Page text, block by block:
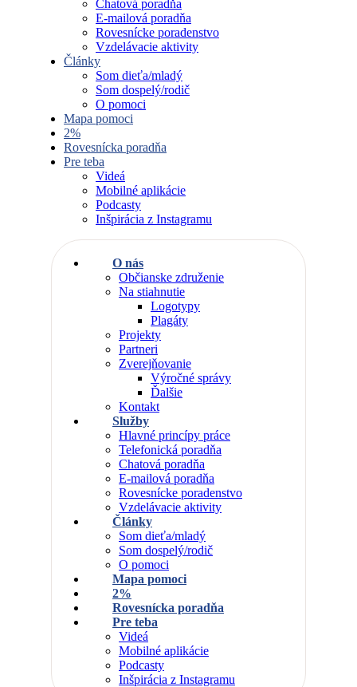
Chatová poradňa
E-mailová poradňa
Rovesnícke poradenstvo
Vzdelávacie aktivity
Články
Som dieťa/mladý
Som dospelý/rodič
O pomoci
Mapa pomoci
2%
Rovesnícka poradňa
Pre teba
Videá
Mobilné aplikácie
Podcasty
Inšpirácia z Instagramu
O nás
Občianske združenie
Na stiahnutie
Logotypy
Plagáty
Projekty
Partneri
Zverejňovanie
Výročné správy
Ďalšie
Kontakt
Služby
Hlavné princípy práce
Telefonická poradňa
Chatová poradňa
E-mailová poradňa
Rovesnícke poradenstvo
Vzdelávacie aktivity
Články
Som dieťa/mladý
Som dospelý/rodič
O pomoci
Mapa pomoci
2%
Rovesnícka poradňa
Pre teba
Videá
Mobilné aplikácie
Podcasty
Inšpirácia z Instagramu